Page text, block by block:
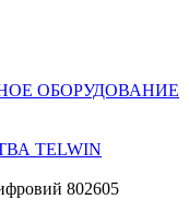
ОБОРУДОВАНИЕ
TELWIN
802605